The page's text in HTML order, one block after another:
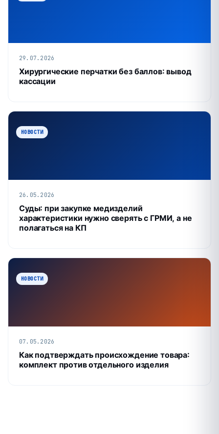
29.07.2026
Хирургические перчатки без баллов: вывод
кассации
НОВОСТИ
26.05.2026
Суды: при закупке медизделий
характеристики нужно сверять с ГРМИ, а не
полагаться на КП
НОВОСТИ
07.05.2026
Как подтверждать происхождение товара:
комплект против отдельного изделия